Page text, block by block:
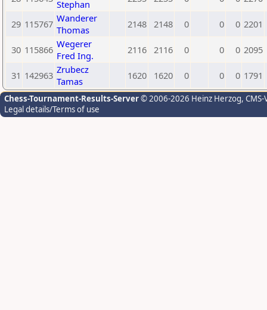
Stephan
29 115767 Wanderer
Thomas
2148 2148 0 0 0 2201
30 115866 Wegerer
Fred Ing.
2116 2116 0 0 0 2095
31 142963 Zrubecz
Tamas
1620 1620 0 0 0 1791
Chess-Tournament-Results-Server© 2006-2026 Heinz Herzog,
Legal details/Terms of use